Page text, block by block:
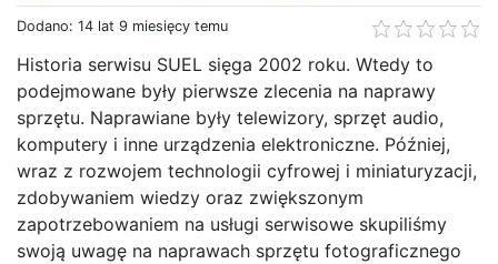
Dodano: 14 lat 9 miesięcy temu
Historia serwisu SUEL sięga 2002 roku. Wtedy to
podejmowane były pierwsze zlecenia na naprawy
sprzętu. Naprawiane były telewizory, sprzęt audio,
komputery i inne urządzenia elektroniczne. Później,
wraz z rozwojem technologii cyfrowej i miniaturyzacji,
zdobywaniem wiedzy oraz zwiększonym
zapotrzebowaniem na usługi serwisowe skupiliśmy
swoją uwagę na naprawach sprzętu fotograficznego